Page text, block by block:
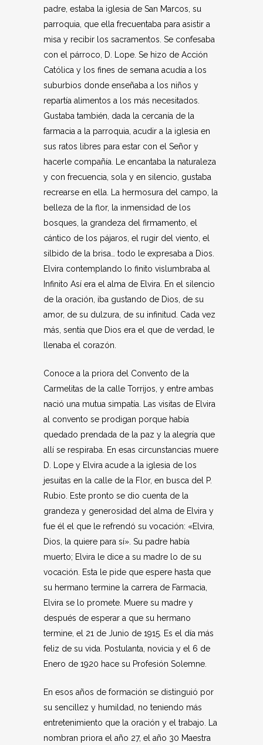
padre, estaba la iglesia de San Marcos, su
parroquia, que ella frecuentaba para asistir a
misa y recibir los sacramentos. Se confesaba
con el párroco, D. Lope. Se hizo de Acción
Católica y los fines de semana acudía a los
suburbios donde enseñaba a los niños y
repartía alimentos a los más necesitados.
Gustaba también, dada la cercanía de la
farmacia a la parroquia, acudir a la iglesia en
sus ratos libres para estar con el Señor y
hacerle compañía. Le encantaba la naturaleza
y con frecuencia, sola y en silencio, gustaba
recrearse en ella. La hermosura del campo, la
belleza de la flor, la inmensidad de los
bosques, la grandeza del firmamento, el
cántico de los pájaros, el rugir del viento, el
silbido de la brisa… todo le expresaba a Dios.
Elvira contemplando lo finito vislumbraba al
Infinito Así era el alma de Elvira. En el silencio
de la oración, iba gustando de Dios, de su
amor, de su dulzura, de su infinitud. Cada vez
más, sentía que Dios era el que de verdad, le
llenaba el corazón.
Conoce a la priora del Convento de la
Carmelitas de la calle Torrijos, y entre ambas
nació una mutua simpatía. Las visitas de Elvira
al convento se prodigan porque había
quedado prendada de la paz y la alegría que
allí se respiraba. En esas circunstancias muere
D. Lope y Elvira acude a la iglesia de los
jesuitas en la calle de la Flor, en busca del P.
Rubio. Este pronto se dio cuenta de la
grandeza y generosidad del alma de Elvira y
fue él el que le refrendó su vocación: «Elvira,
Dios, la quiere para sí». Su padre había
muerto; Elvira le dice a su madre lo de su
vocación. Esta le pide que espere hasta que
su hermano termine la carrera de Farmacia,
Elvira se lo promete. Muere su madre y
después de esperar a que su hermano
termine, el 21 de Junio de 1915. Es el día más
feliz de su vida. Postulanta, novicia y el 6 de
Enero de 1920 hace su Profesión Solemne.
En esos años de formación se distinguió por
su sencillez y humildad, no teniendo más
entretenimiento que la oración y el trabajo. La
nombran priora el año 27, el año 30 Maestra